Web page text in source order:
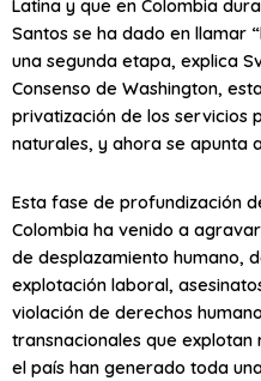
Latina y que en Colombia
Santos se ha dado en llamar
una segunda etapa, explica
Consenso de Washington,
privatización de los servicios
naturales, y ahora se apunta
Esta fase de profundización
Colombia ha venido a
de desplazamiento humano,
explotación laboral,
violación de derechos
transnacionales que
el país han generado toda